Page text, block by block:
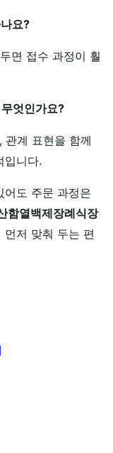
요?
면 접수 과정이 훨
엇인가요?
관계 표현을 함께
입니다.
어도 주문 과정은
함열백제장례식장
먼저 맞춰 두는 편